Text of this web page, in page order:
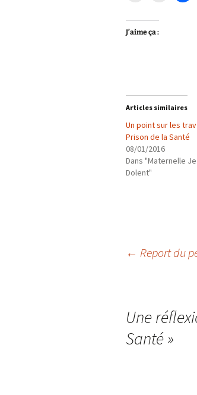
J’aime ça :
Articles similaires
Un point sur les
Prison de la Santé
08/01/2016
Dans "Maternelle
Dolent"
Navigation
← Report du
Une
Santé»